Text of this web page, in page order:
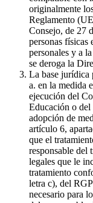
originalmente
Reglamento
Consejo, de 27
personas físicas
personales y a
se deroga la
La base jurídica
a. en la medida
ejecución del
Educación o del
adopción de
artículo 6,
que el
responsable del
legales que le
tratamiento
letra c), del
necesario para